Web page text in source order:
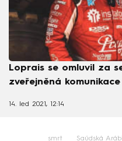
Loprais se omluvil za
zveřejněná
14. led 2021, 12:14
smrt Saúdská